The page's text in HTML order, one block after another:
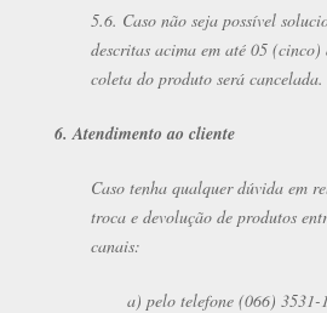
5.6. Caso não seja possível
descritas acima em até 05
coleta do produto será cancelada.
6. Atendimento ao cliente
Caso tenha qualquer dúvida em
troca e devolução de produtos
canais:
a) pelo telefone (066) 3531-